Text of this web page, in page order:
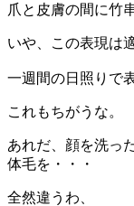
爪と皮膚の間に竹
いや、この表現は
一週間の日照りで
これもちがうな。
あれだ、顔を洗っ
体毛を・・・
全然違うわ、